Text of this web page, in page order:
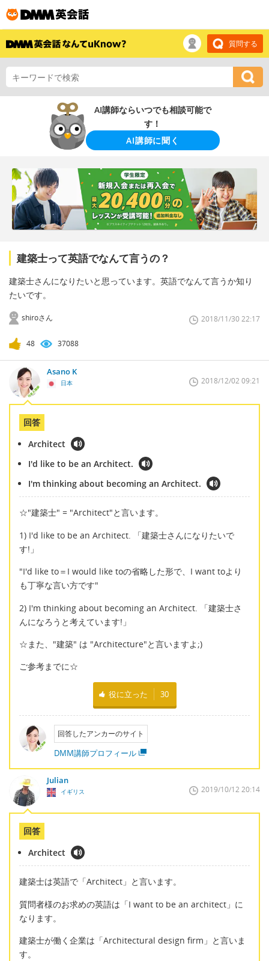
質問する
AI講師ならいつでも相談可能で
す！
AI講師に聞く
建築士って英語でなんて言うの？
建築士さんになりたいと思っています。英語でなんて言うか知り
たいです。
shiroさん 2018/11/30 22:17
48 37088
Asano K
日本 2018/12/02 09:21
回答
Architect
I'd like to be an Architect.
I'm thinking about becoming an Architect.
☆"建築士" = "Architect"と言います。
1) I'd like to be an Architect. 「建築士さんになりたいで
す!」
"I'd like to＝I would like toの省略した形で、I want toより
も丁寧な言い方です"
2) I'm thinking about becoming an Architect. 「建築士さ
んになろうと考えています!」
☆また、"建築" は "Architecture"と言いますよ;)
ご参考までに☆
役に立った 30
回答したアンカーのサイト
DMM講師プロフィール
Julian
イギリス 2019/10/12 20:14
回答
Architect
建築士は英語で「Architect」と言います。
質問者様のお求めの英語は「I want to be an architect」に
なります。
建築士が働く企業は「Architectural design firm」と言いま
す。